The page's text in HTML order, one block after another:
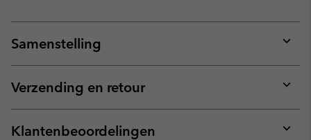
Samenstelling
or
Verzending en retour
or
Klantenbeoordelingen